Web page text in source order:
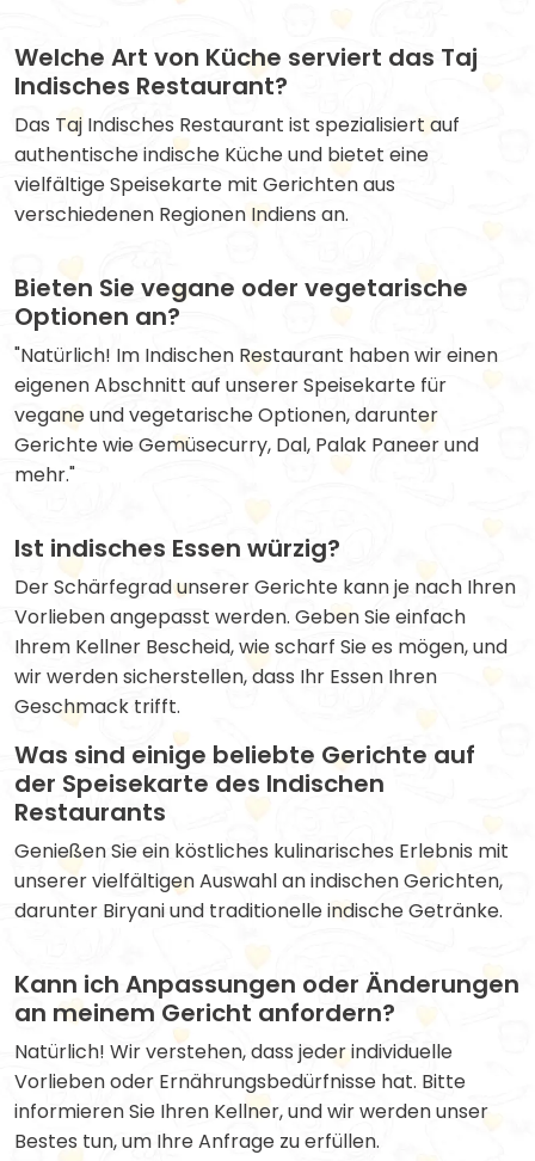
Welche Art von Küche serviert das Taj
Indisches Restaurant?
Das Taj Indisches Restaurant ist spezialisiert auf
authentische indische Küche und bietet eine
vielfältige Speisekarte mit Gerichten aus
verschiedenen Regionen Indiens an.
Bieten Sie vegane oder vegetarische
Optionen an?
"Natürlich! Im Indischen Restaurant haben wir einen
eigenen Abschnitt auf unserer Speisekarte für
vegane und vegetarische Optionen, darunter
Gerichte wie Gemüsecurry, Dal, Palak Paneer und
mehr."
Ist indisches Essen würzig?
Der Schärfegrad unserer Gerichte kann je nach Ihren
Vorlieben angepasst werden. Geben Sie einfach
Ihrem Kellner Bescheid, wie scharf Sie es mögen, und
wir werden sicherstellen, dass Ihr Essen Ihren
Geschmack trifft.
Was sind einige beliebte Gerichte auf
der Speisekarte des Indischen
Restaurants
Genießen Sie ein köstliches kulinarisches Erlebnis mit
unserer vielfältigen Auswahl an indischen Gerichten,
darunter Biryani und traditionelle indische Getränke.
Kann ich Anpassungen oder Änderungen
an meinem Gericht anfordern?
Natürlich! Wir verstehen, dass jeder individuelle
Vorlieben oder Ernährungsbedürfnisse hat. Bitte
informieren Sie Ihren Kellner, und wir werden unser
Bestes tun, um Ihre Anfrage zu erfüllen.